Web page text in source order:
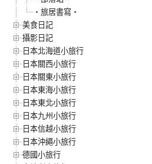
‧旅居書寫‧
美食日記
攝影日記
日本北海道小旅行
日本關西小旅行
日本關東小旅行
日本東海小旅行
日本東北小旅行
日本九州小旅行
日本信越小旅行
日本沖繩小旅行
德國小旅行